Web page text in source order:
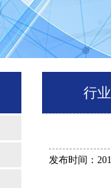
行
发布时间：